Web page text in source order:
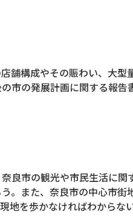
舗構成やその賑わい、大型
市の発展計画に関する報告
良市の観光や市民生活に関
。また、奈良市の中心市街
地を歩かなければわからな